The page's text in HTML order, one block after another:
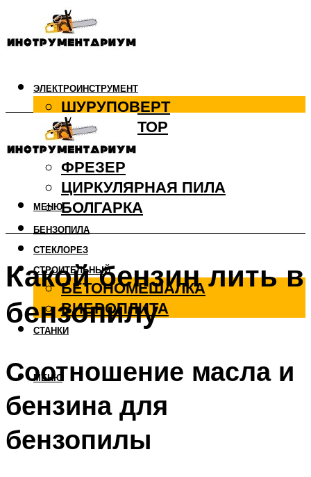
ЭЛЕКТРОИНСТРУМЕНТ
ШУРУПОВЕРТ
ПЕРФОРАТОР
ДРЕЛЬ
ФРЕЗЕР
ЦИРКУЛЯРНАЯ ПИЛА
БОЛГАРКА
БЕНЗОПИЛА
СТЕКЛОРЕЗ
СТРОИТЕЛЬНЫЙ
БЕТОНОМЕШАЛКА
ВИБРОПЛИТА
СТАНКИ
МЕНЮ
МЕНЮ
Какой бензин лить в
бензопилу
Соотношение масла и
бензина для
бензопилы